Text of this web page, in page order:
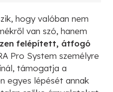
hogy valóban nem
van szó, hanem
felépített, átfogó
Pro System személyre
támogatja a
egyes lépését annak